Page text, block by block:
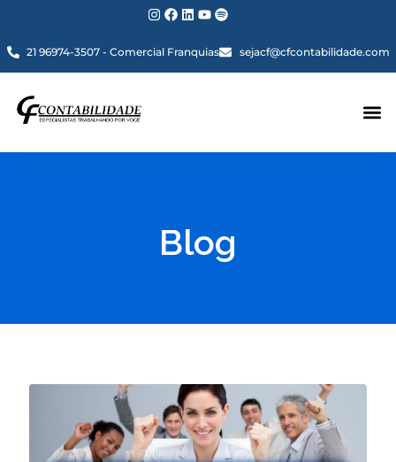
21 96974-3507 - Comercial Franquias sejacf@cfcontabilidade.com
Blog